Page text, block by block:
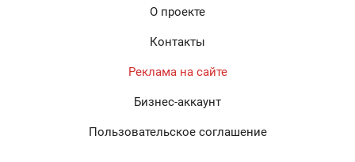
О проекте
Контакты
Реклама на сайте
Бизнес-аккаунт
Пользовательское соглашение